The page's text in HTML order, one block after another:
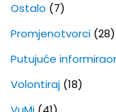
Ostalo (7)
Promjenotvorci (28)
Putujuće
Volontiraj (18)